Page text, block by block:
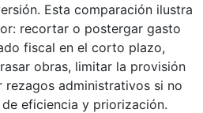
Esta comparación ilustra
recortar o postergar gasto
fiscal en el corto plazo,
obras, limitar la provisión
rezagos administrativos si no
eficiencia y priorización.